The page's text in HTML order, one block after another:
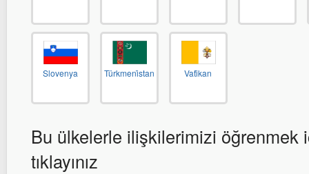
Slovenya Türkmeni̇stan Vati̇kan
Bu ülkelerle ilişkilerimizi öğrenmek
tıklayınız